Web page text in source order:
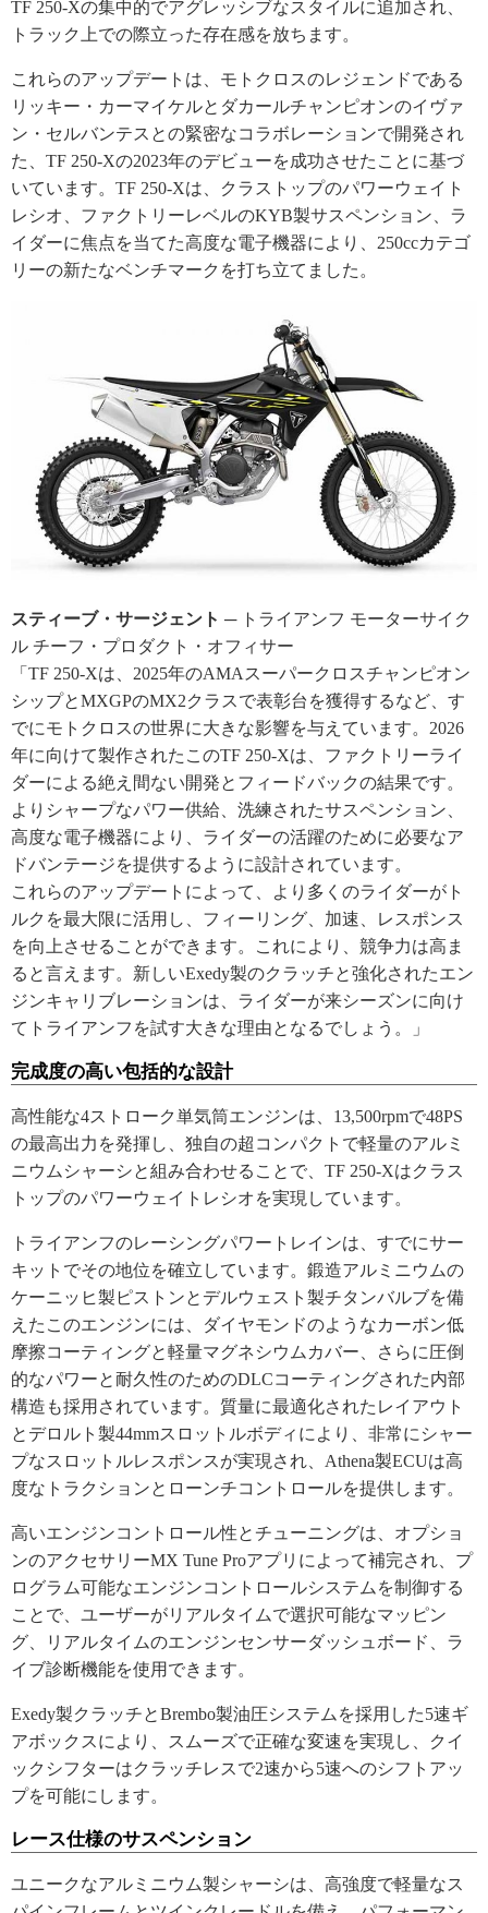
TF 250-Xの集中的でアグレッシブなスタイルに追加され、
トラック上での際立った存在感を放ちます。
これらのアップデートは、モトクロスのレジェンドである
リッキー・カーマイケルとダカールチャンピオンのイヴァ
ン・セルバンテスとの緊密なコラボレーションで開発され
た、TF 250-Xの2023年のデビューを成功させたことに基づ
いています。TF 250-Xは、クラストップのパワーウェイト
レシオ、ファクトリーレベルのKYB製サスペンション、ラ
イダーに焦点を当てた高度な電子機器により、250ccカテゴ
リーの新たなベンチマークを打ち立てました。
スティーブ・サージェント ─ トライアンフ モーターサイク
ル チーフ・プロダクト・オフィサー
「TF 250-Xは、2025年のAMAスーパークロスチャンピオン
シップとMXGPのMX2クラスで表彰台を獲得するなど、す
でにモトクロスの世界に大きな影響を与えています。2026
年に向けて製作されたこのTF 250-Xは、ファクトリーライ
ダーによる絶え間ない開発とフィードバックの結果です。
よりシャープなパワー供給、洗練されたサスペンション、
高度な電子機器により、ライダーの活躍のために必要なア
ドバンテージを提供するように設計されています。
これらのアップデートによって、より多くのライダーがト
ルクを最大限に活用し、フィーリング、加速、レスポンス
を向上させることができます。これにより、競争力は高ま
ると言えます。新しいExedy製のクラッチと強化されたエン
ジンキャリブレーションは、ライダーが来シーズンに向け
てトライアンフを試す大きな理由となるでしょう。」
完成度の高い包括的な設計
高性能な4ストローク単気筒エンジンは、13,500rpmで48PS
の最高出力を発揮し、独自の超コンパクトで軽量のアルミ
ニウムシャーシと組み合わせることで、TF 250-Xはクラス
トップのパワーウェイトレシオを実現しています。
トライアンフのレーシングパワートレインは、すでにサー
キットでその地位を確立しています。鍛造アルミニウムの
ケーニッヒ製ピストンとデルウェスト製チタンバルブを備
えたこのエンジンには、ダイヤモンドのようなカーボン低
摩擦コーティングと軽量マグネシウムカバー、さらに圧倒
的なパワーと耐久性のためのDLCコーティングされた内部
構造も採用されています。質量に最適化されたレイアウト
とデロルト製44mmスロットルボディにより、非常にシャー
プなスロットルレスポンスが実現され、Athena製ECUは高
度なトラクションとローンチコントロールを提供します。
高いエンジンコントロール性とチューニングは、オプショ
ンのアクセサリーMX Tune Proアプリによって補完され、プ
ログラム可能なエンジンコントロールシステムを制御する
ことで、ユーザーがリアルタイムで選択可能なマッピン
グ、リアルタイムのエンジンセンサーダッシュボード、ラ
イブ診断機能を使用できます。
Exedy製クラッチとBrembo製油圧システムを採用した5速ギ
アボックスにより、スムーズで正確な変速を実現し、クイ
ックシフターはクラッチレスで2速から5速へのシフトアッ
プを可能にします。
レース仕様のサスペンション
ユニークなアルミニウム製シャーシは、高強度で軽量なス